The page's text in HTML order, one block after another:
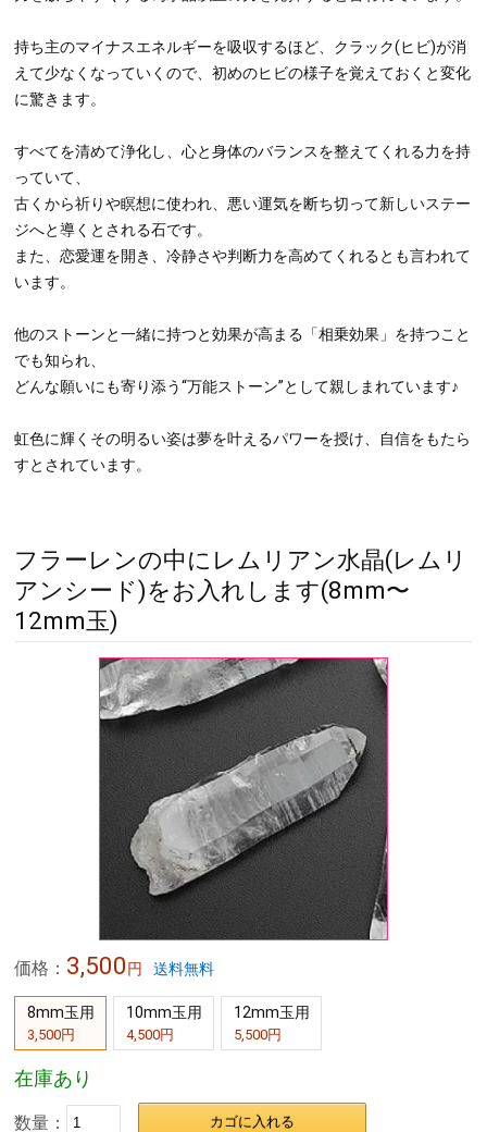
商品の説明
透明に澄んだ水晶に、虹のようなオーラ加工とクラック（ひび）加
見た目がキラキラと可愛い事から特に女性を中心に人気を集めてい
ます。
超音波や加熱などによって、内部にヒビ（クラック）を生じさせた
石＝クラック水晶の表面に、オーロラクリスタルと同じように純金
などの金属を焼き付ける処理を施すとこのような輝きが生まれま
クラック水晶は、水晶の中でも強力なパワーを持ち、
ヒビ部分が邪悪なものを吸収し、また、亀裂を入れることによって
持ち主のマイナスエネルギーを吸収するほど、クラック(ヒビ)が消
すべてを清めて浄化し、心と身体のバランスを整えてくれる力を持
っていて、
古くから祈りや瞑想に使われ、悪い運気を断ち切って新しいステー
ジへと導くとされる石です。
また、恋愛運を開き、冷静さや判断力を高めてくれるとも言われて
他のストーンと一緒に持つと効果が高まる「相乗効果」を持つこと
どんな願いにも寄り添う“万能ストーン”として親しまれています♪
虹色に輝くその明るい姿は夢を叶えるパワーを授け、自信をもたら
すとされています。
フラーレンの中にレムリアン水晶(レムリ
アンシード)をお入れします(8mm〜
12mm玉)